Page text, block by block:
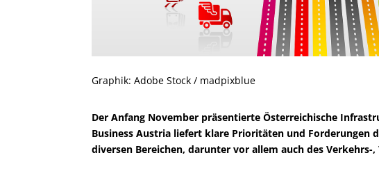
Graphik: Adobe Stock / madpixblue
Der Anfang November präsentierte Österreichische
Business Austria liefert klare Prioritäten und Forderungen
diversen Bereichen, darunter vor allem auch des Verkehrs-